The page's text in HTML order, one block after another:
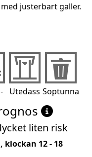
justerbart galler.
Utedass Soptunna
liten risk
klockan 12 - 18